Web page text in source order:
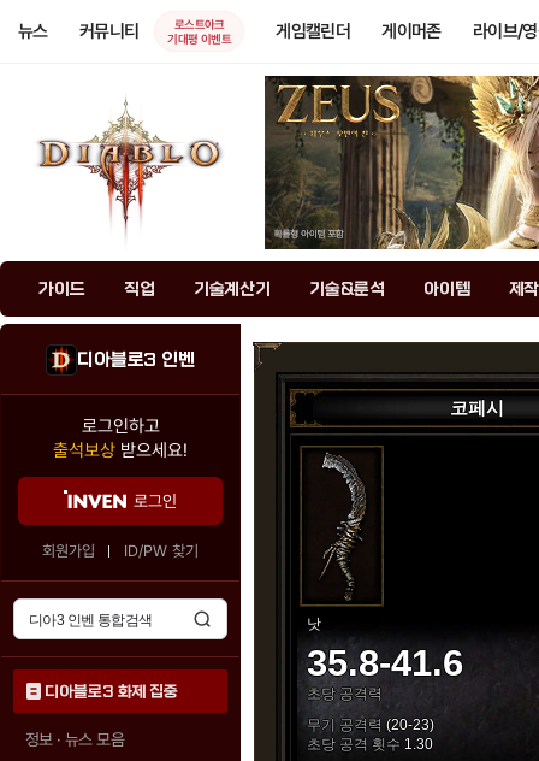
뉴스 커뮤니티
로스트아크
기대평 이벤트
게임캘린더 게이머존 라이브/
가이드 직업 기술계산기 기술&룬석 아이템 제
디아블로3 인벤
로그인하고
출석보상 받으세요!
로그인
회원가입 ID/PW 찾기
디아블로3 화제 집중
정보 · 뉴스 모음
코페시
낫
35.8-41.6
초당 공격력
무기 공격력 (20-23)
초당 공격 횟수 1.30